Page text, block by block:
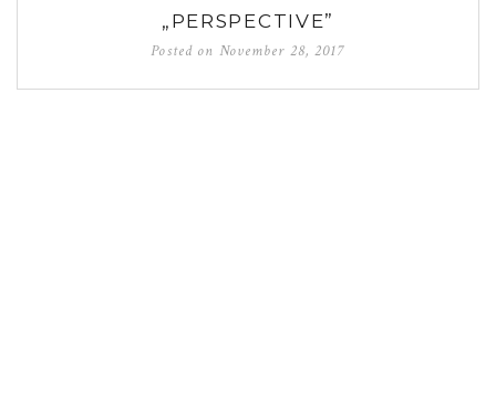
„PERSPECTIVE”
Posted on November 28, 2017